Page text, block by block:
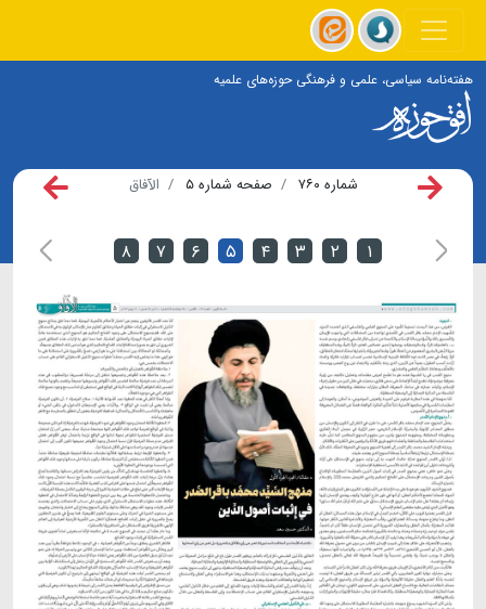
هفته‌نامه سیاسی، علمی و فرهنگی حوزه‌های علمیه
شماره ۷۶۰ صفحه شماره ۵ الآفاق
۱ ۲ ۳ ۴ ۵ ۶ ۷ ۸